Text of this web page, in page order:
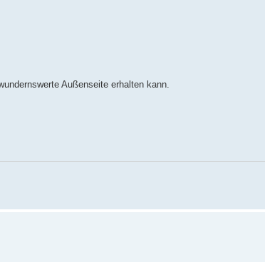
Außenseite erhalten kann.